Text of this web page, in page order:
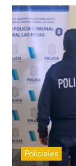
Policiales